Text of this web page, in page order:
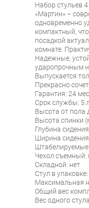
Набор стульев 4
«Мартин» –
одновременно
компактный,
посадкой
комнате.
Надежные,
ударопрочным
Выпускается
Прекрасно
Гарантия: 24 мес.
Срок службы: 5
Высота от пола
Высота спинки
Глубина
Ширина
Чехол съемный:
Складной: нет
Стул в
Максимальная
Общий вес
Вес одного